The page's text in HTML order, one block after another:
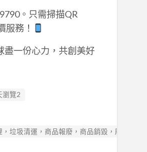
。只需掃描QR
服務！
盡一份心力，共創美好
瀏覽2
垃圾清運，商品報廢，商品銷毀，廢木材處理